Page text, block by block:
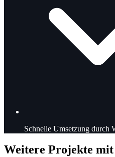
Schnelle Umsetzung durch
Weitere Projekte